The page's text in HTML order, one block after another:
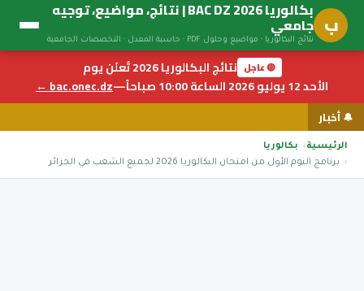
ب بكالوريا BAC DZ 2026 | نتائج، مواضيع، توجيه
جامعي
نتائج البكالوريا · مواضيع وحلول PDF · حاسبة المعدل · التخصصات الجامعية
🔴 عاجل نتائج البكالوريا 2026 تُعلَن يوم
الأحد 12 يوليو 2026 الساعة 10:00 صباحاً
—
bac.onec.dz ←
🔔 أخبار
الرئيسية
بكالوريا
برنامج اليوم الأول من امتحان البكالوريا 2026 لجميع الشعب في الجزائر